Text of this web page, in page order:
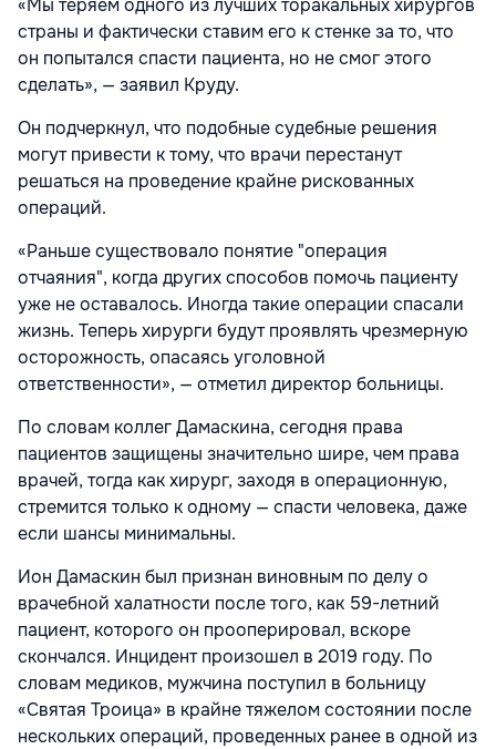
«Мы теряем одного из лучших торакальных хирургов
страны и фактически ставим его к стенке за то, что
он попытался спасти пациента, но не смог этого
сделать», — заявил Круду.
Он подчеркнул, что подобные судебные решения
могут привести к тому, что врачи перестанут
решаться на проведение крайне рискованных
операций.
«Раньше существовало понятие "операция
отчаяния", когда других способов помочь пациенту
уже не оставалось. Иногда такие операции спасали
жизнь. Теперь хирурги будут проявлять чрезмерную
осторожность, опасаясь уголовной
ответственности», — отметил директор больницы.
По словам коллег Дамаскина, сегодня права
пациентов защищены значительно шире, чем права
врачей, тогда как хирург, заходя в операционную,
стремится только к одному — спасти человека, даже
если шансы минимальны.
Ион Дамаскин был признан виновным по делу о
врачебной халатности после того, как 59-летний
пациент, которого он прооперировал, вскоре
скончался. Инцидент произошел в 2019 году. По
словам медиков, мужчина поступил в больницу
«Святая Троица» в крайне тяжелом состоянии после
нескольких операций, проведенных ранее в одной из